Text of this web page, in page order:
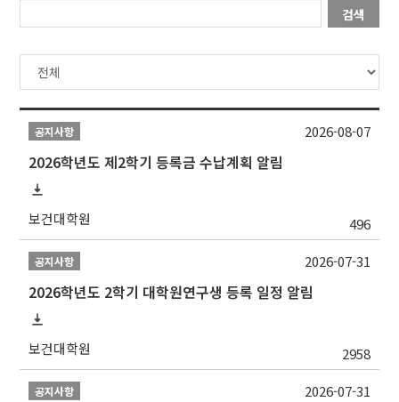
검색
공지사항
2026학년도 제2학기 등록금 수납계획 알림
보건대학원 496
2026-08-07
공지사항
2026학년도 2학기 대학원연구생 등록 일정 알림
보건대학원 2958
2026-07-31
공지사항 2026-07-31